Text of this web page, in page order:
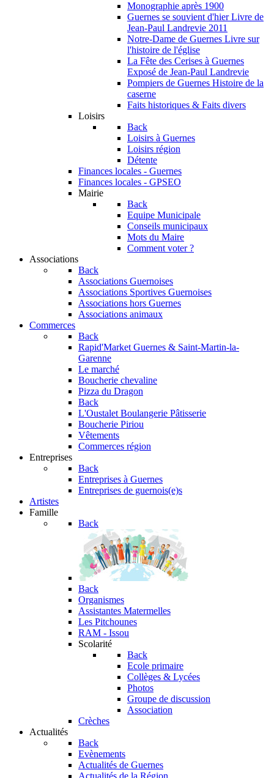
Monographie après 1900
Guernes se souvient d'hier Livre de
Jean-Paul Landrevie 2011
Notre-Dame de Guernes Livre sur
l'histoire de l'église
La Fête des Cerises à Guernes
Exposé de Jean-Paul Landrevie
Pompiers de Guernes Histoire de la
caserne
Faits historiques & Faits divers
Loisirs
Back
Loisirs à Guernes
Loisirs région
Détente
Finances locales - Guernes
Finances locales - GPSEO
Mairie
Back
Equipe Municipale
Conseils municipaux
Mots du Maire
Comment voter ?
Associations
Back
Associations Guernoises
Associations Sportives Guernoises
Associations hors Guernes
Associations animaux
Commerces
Back
Rapid'Market Guernes & Saint-Martin-la-
Garenne
Le marché
Boucherie chevaline
Pizza du Dragon
Back
L'Oustalet Boulangerie Pâtisserie
Boucherie Piriou
Vêtements
Commerces région
Entreprises
Back
Entreprises à Guernes
Entreprises de guernois(e)s
Artistes
Famille
Back
Back
Organismes
Assistantes Matermelles
Les Pitchounes
RAM - Issou
Scolarité
Back
Ecole primaire
Collèges & Lycées
Photos
Groupe de discussion
Association
Crèches
Actualités
Back
Evènements
Actualités de Guernes
Actualités de la Région